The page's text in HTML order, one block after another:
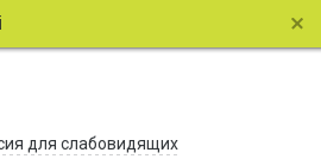
для слабовидящих